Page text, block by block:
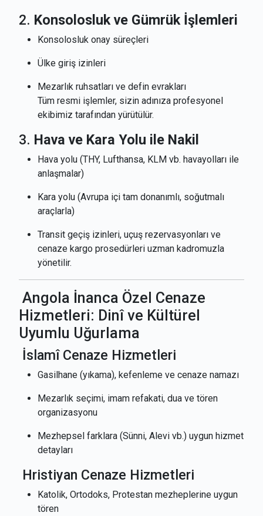
2. Konsolosluk ve Gümrük İşlemleri
Konsolosluk onay süreçleri
Ülke giriş izinleri
Mezarlık ruhsatları ve defin evrakları
Tüm resmi işlemler, sizin adınıza profesyonel
ekibimiz tarafından yürütülür.
3. Hava ve Kara Yolu ile Nakil
Hava yolu (THY, Lufthansa, KLM vb. havayolları ile
anlaşmalar)
Kara yolu (Avrupa içi tam donanımlı, soğutmalı
araçlarla)
Transit geçiş izinleri, uçuş rezervasyonları ve
cenaze kargo prosedürleri uzman kadromuzla
yönetilir.
Angola İnanca Özel Cenaze
Hizmetleri: Dinî ve Kültürel
Uyumlu Uğurlama
İslamî Cenaze Hizmetleri
Gasilhane (yıkama), kefenleme ve cenaze namazı
Mezarlık seçimi, imam refakati, dua ve tören
organizasyonu
Mezhepsel farklara (Sünni, Alevi vb.) uygun hizmet
detayları
Hristiyan Cenaze Hizmetleri
Katolik, Ortodoks, Protestan mezheplerine uygun
tören